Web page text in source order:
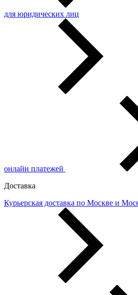
для юридических лиц
онлайн платежей
Доставка
Курьерская доставка по Москве и